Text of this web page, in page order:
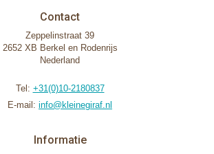
Contact
Zeppelinstraat 39
2652 XB Berkel en Rodenrijs
Nederland
Tel: +31(0)10-2180837
E-mail: info@kleinegiraf.nl
Informatie